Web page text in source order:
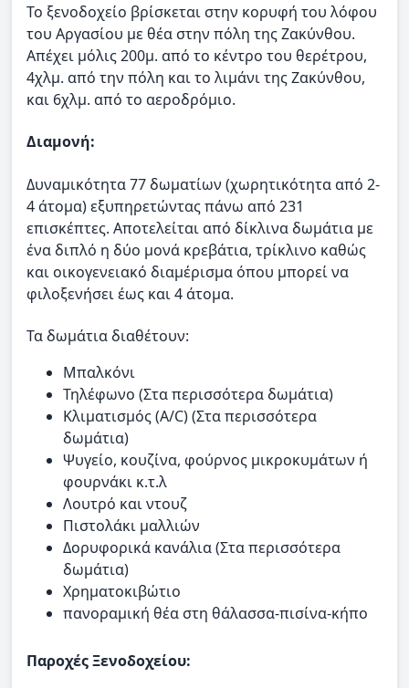
Το ξενοδοχείο βρίσκεται στην κορυφή του λόφου
του Αργασίου με θέα στην πόλη της Ζακύνθου.
Απέχει μόλις 200μ. από το κέντρο του θερέτρου,
4χλμ. από την πόλη και το λιμάνι της Ζακύνθου,
και 6χλμ. από το αεροδρόμιο.
Διαμονή:
Δυναμικότητα 77 δωματίων (χωρητικότητα από 2-
4 άτομα) εξυπηρετώντας πάνω από 231
επισκέπτες. Αποτελείται από δίκλινα δωμάτια με
ένα διπλό η δύο μονά κρεβάτια, τρίκλινο καθώς
και οικογενειακό διαμέρισμα όπου μπορεί να
φιλοξενήσει έως και 4 άτομα.
Τα δωμάτια διαθέτουν:
Μπαλκόνι
Τηλέφωνο (Στα περισσότερα δωμάτια)
Κλιματισμός (Α/C) (Στα περισσότερα
δωμάτια)
Ψυγείο, κουζίνα, φούρνος μικροκυμάτων ή
φουρνάκι κ.τ.λ
Λουτρό και ντουζ
Πιστολάκι μαλλιών
Δορυφορικά κανάλια (Στα περισσότερα
δωμάτια)
Χρηματοκιβώτιο
πανοραμική θέα στη θάλασσα-πισίνα-κήπο
Παροχές Ξενοδοχείου: